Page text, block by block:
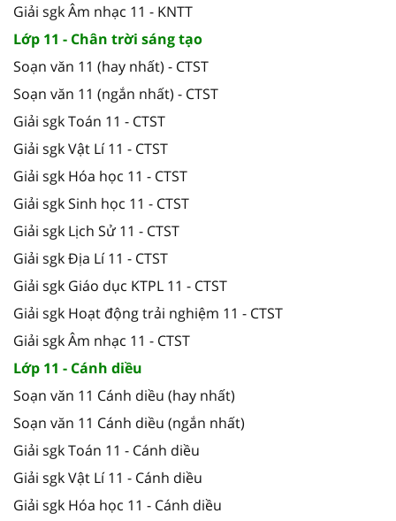
Giải sgk Âm nhạc 11 - KNTT
Lớp 11 - Chân trời sáng tạo
Soạn văn 11 (hay nhất) - CTST
Soạn văn 11 (ngắn nhất) - CTST
Giải sgk Toán 11 - CTST
Giải sgk Vật Lí 11 - CTST
Giải sgk Hóa học 11 - CTST
Giải sgk Sinh học 11 - CTST
Giải sgk Lịch Sử 11 - CTST
Giải sgk Địa Lí 11 - CTST
Giải sgk Giáo dục KTPL 11 - CTST
Giải sgk Hoạt động trải nghiệm 11 - CTST
Giải sgk Âm nhạc 11 - CTST
Lớp 11 - Cánh diều
Soạn văn 11 Cánh diều (hay nhất)
Soạn văn 11 Cánh diều (ngắn nhất)
Giải sgk Toán 11 - Cánh diều
Giải sgk Vật Lí 11 - Cánh diều
Giải sgk Hóa học 11 - Cánh diều